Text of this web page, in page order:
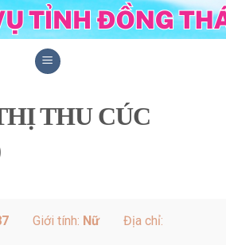
THU CÚC
Giới tính: Nữ Địa chỉ: